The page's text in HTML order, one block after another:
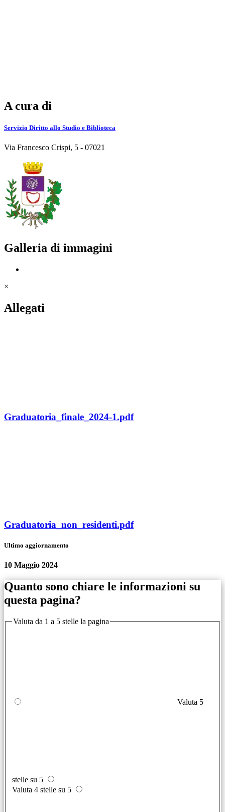
A cura di
Servizio Diritto allo Studio e Biblioteca
Via Francesco Crispi, 5 - 07021
Galleria di immagini
×
Allegati
Graduatoria_finale_2024-1.pdf
Graduatoria_non_residenti.pdf
Ultimo aggiornamento
10 Maggio 2024
Quanto sono chiare le informazioni su
questa pagina?
Valuta da 1 a 5 stelle la pagina
Valuta 5
stelle su 5
Valuta 4 stelle su 5